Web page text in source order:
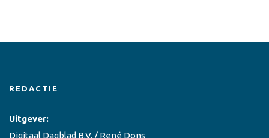
REDACTIE
Uitgever:
Digitaal Dagblad B.V. / René Dons